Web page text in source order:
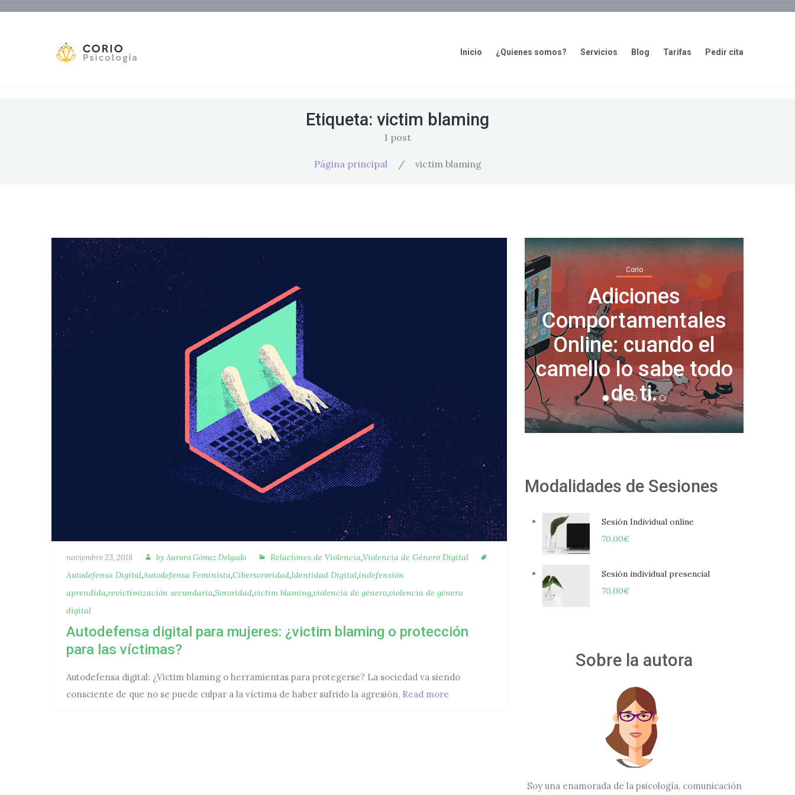
Inicio ¿Quienes somos? Servicios Blog Tarifas Pedir cita
Etiqueta: victim blaming
1 post
Página principal / victim blaming
Publicado
noviembre 23, 2018 Autora
by Aurora Gómez Delgado Categorías
Relaciones de Violencia,Violencia de Género Digital
Autodefensa Digital,Autodefensa Feminista,Cibersororidad,Identidad Digital,indefensión
aprendida,revictimización secundaria,Sororidad,victim blaming,violencia de género,violencia de género
digital
Autodefensa digital para mujeres: ¿victim blaming o protección
para las víctimas?
Autodefensa digital: ¿Victim blaming o herramientas para protegerse? La sociedad va siendo
consciente de que no se puede culpar a la víctima de haber sufrido la agresión, Read more Autodefensa digital para mujeres: ¿victim blaming o protección para las víctimas?
¿Existe una
enfermedad que se
transmite por
Internet?: El extraño
caso de la enfermedad
sociogénica
transmitida por las
redes sociales
manera masiva a sus
trabajos?
Corio
Adiciones
Comportamentales
Online: cuando el
camello lo sabe todo
de ti.
Modalidades de Sesiones
Sesión Individual online
70.00€
Sesión individual presencial
70.00€
Sobre la autora
Soy una enamorada de la psicología, comunicación